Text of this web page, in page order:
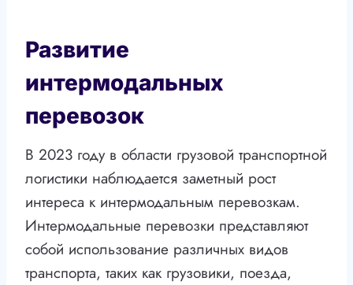
Развитие
интермодальных
перевозок
В 2023 году в области грузовой транспортной
логистики наблюдается заметный рост
интереса к интермодальным перевозкам.
Интермодальные перевозки представляют
собой использование различных видов
транспорта, таких как грузовики, поезда,